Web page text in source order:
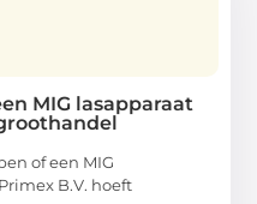
MIG lasapparaat
of een MIG
B.V. hoeft